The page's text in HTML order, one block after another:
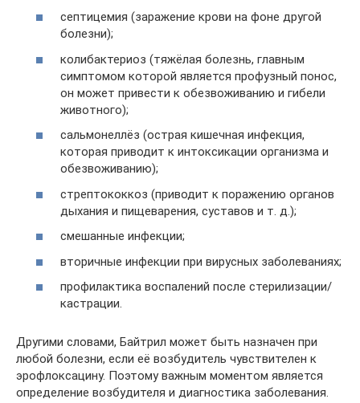
септицемия (заражение крови на фоне другой
болезни);
колибактериоз (тяжёлая болезнь, главным
симптомом которой является профузный понос,
он может привести к обезвоживанию и гибели
животного);
сальмонеллёз (острая кишечная инфекция,
которая приводит к интоксикации организма и
обезвоживанию);
стрептококкоз (приводит к поражению органов
дыхания и пищеварения, суставов и т. д.);
смешанные инфекции;
вторичные инфекции при вирусных заболеваниях;
профилактика воспалений после стерилизации/
кастрации.
Другими словами, Байтрил может быть назначен при
любой болезни, если её возбудитель чувствителен к
эрофлоксацину. Поэтому важным моментом является
определение возбудителя и диагностика заболевания.